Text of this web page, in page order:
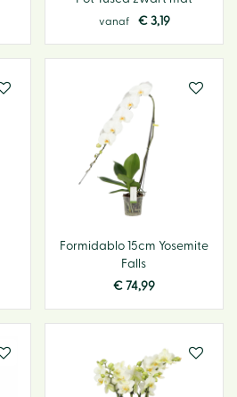
vanaf € 3,19
Formidablo 15cm Yosemite
Falls
€ 74,99